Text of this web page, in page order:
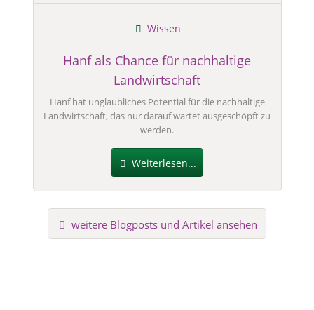
Hanf als Chance für nachhaltige
Landwirtschaft
Wissen
Hanf hat unglaubliches Potential für die nachhaltige
Landwirtschaft, das nur darauf wartet ausgeschöpft zu
werden.
Weiterlesen...
weitere Blogposts und Artikel ansehen